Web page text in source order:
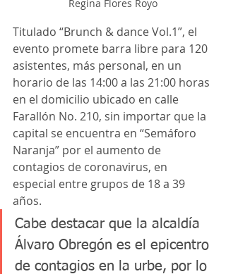
Regina Flores Royo
Titulado “Brunch & dance Vol.1”, el
evento promete barra libre para 120
asistentes, más personal, en un
horario de las 14:00 a las 21:00 horas
en el domicilio ubicado en calle
Farallón No. 210, sin importar que la
capital se encuentra en “Semáforo
Naranja” por el aumento de
contagios de coronavirus, en
especial entre grupos de 18 a 39
años.
Cabe destacar que la alcaldía
Álvaro Obregón es el epicentro
de contagios en la urbe, por lo